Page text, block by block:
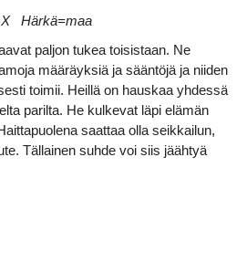
Härkä=maa
paljon tukea toisistaan. Ne
määräyksiä ja sääntöjä ja niiden
toimii. Heillä on hauskaa yhdessä
parilta. He kulkevat läpi elämän
saattaa olla seikkailun,
Tällainen suhde voi siis jäähtyä